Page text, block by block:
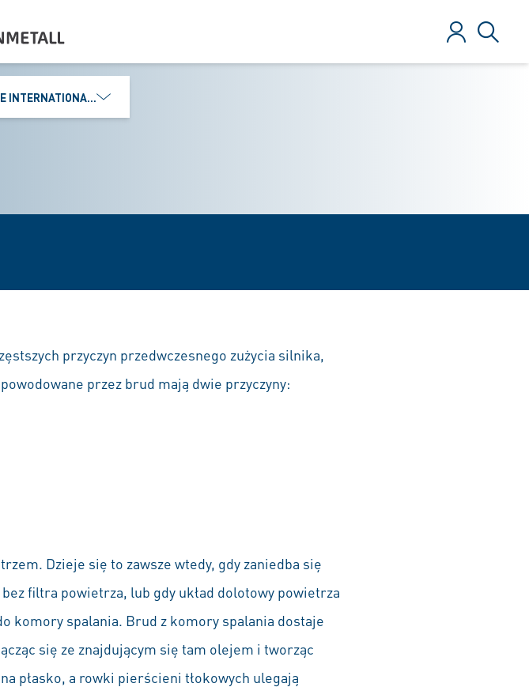
ZalogujSzukaj
INTERNATIONAL GMBH
przyczyn przedwczesnego zużycia silnika,
przez brud mają dwie przyczyny:
Dzieje się to zawsze wtedy, gdy zaniedba się
filtra powietrza, lub gdy układ dolotowy powietrza
komory spalania. Brud z komory spalania dostaje
się ze znajdującym się tam olejem i tworząc
płasko, a rowki pierścieni tłokowych ulegają